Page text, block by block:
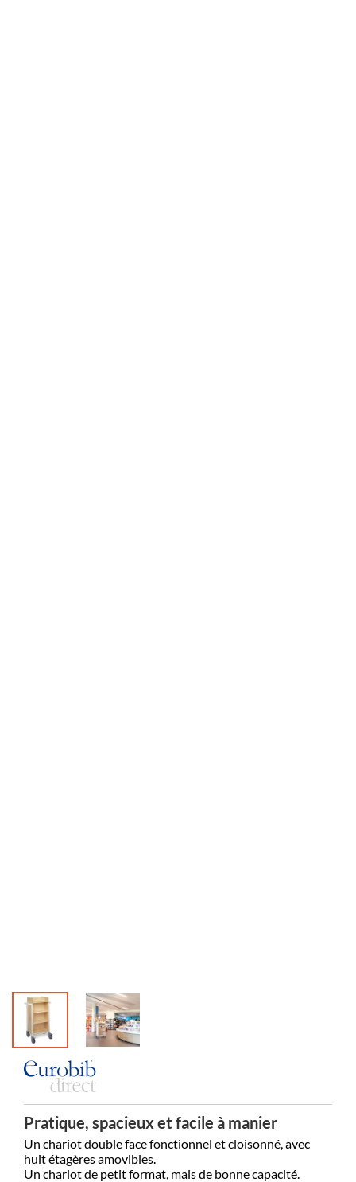
Pratique, spacieux et facile à manier
Un chariot double face fonctionnel et cloisonné, avec
huit étagères amovibles.
Un chariot de petit format, mais de bonne capacité.